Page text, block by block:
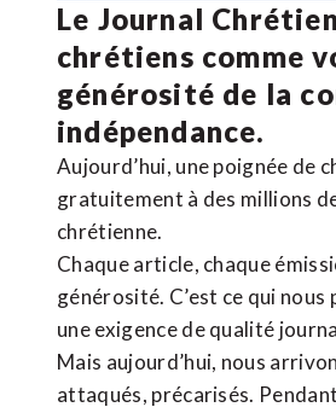
Le Journal
chrétiens comme
générosité de la
indépendance.
Aujourd’hui, une poignée de
gratuitement à des millions
chrétienne.
Chaque article, chaque
générosité. C’est ce qui
une exigence de qualité
Mais aujourd’hui, nous
attaqués, précarisés.